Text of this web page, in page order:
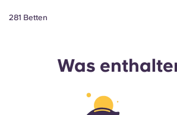
281 Betten
Was